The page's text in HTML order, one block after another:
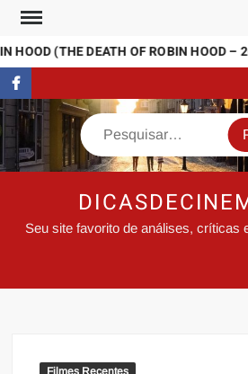
Skip
content(THE DEATH OF ROBIN HOOD –
FaceBook
Search
Seu site favorito de análises, críticas